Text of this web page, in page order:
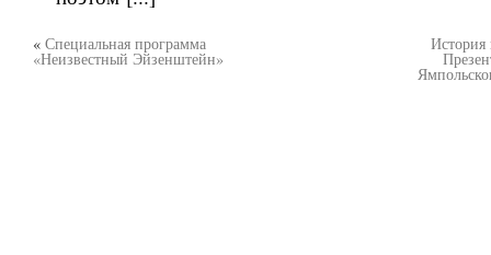
« Специальная программа
«Неизвестный Эйзенштейн»
История